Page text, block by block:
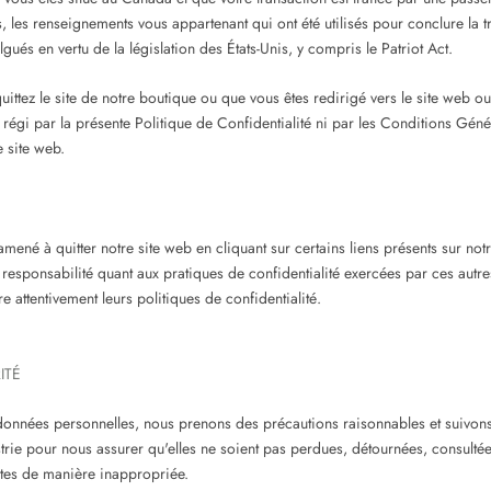
les renseignements vous appartenant qui ont été utilisés pour conclure la
en vertu de la législation des États-Unis, y compris le Patriot Act.
le site de notre boutique ou que vous êtes redirigé vers le site web
par la présente Politique de Confidentialité ni par les Conditions
site web.
à quitter notre site web en cliquant sur certains liens présents sur
quant aux pratiques de confidentialité exercées par ces
attentivement leurs politiques de confidentialité.
personnelles, nous prenons des précautions raisonnables et
pour nous assurer qu'elles ne soient pas perdues, détournées,
de manière inappropriée.